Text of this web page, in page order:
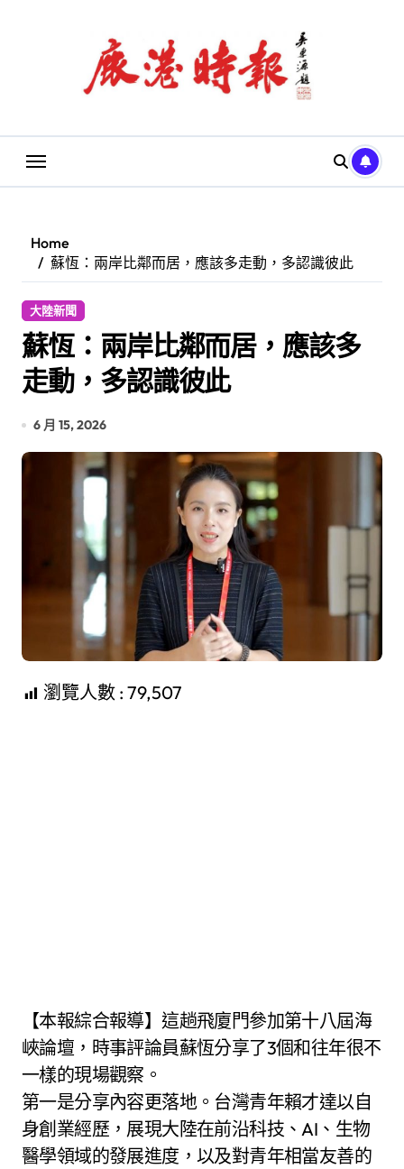
Home
蘇恆：兩岸比鄰而居，應該多走動，多認識彼此
大陸新聞
蘇恆：兩岸比鄰而居，應該多
走動，多認識彼此
6 月 15, 2026
瀏覽人數 : 79,507
【本報綜合報導】這趟飛廈門參加第十八屆海
峽論壇，時事評論員蘇恆分享了3個和往年很不
一樣的現場觀察。
第一是分享內容更落地。台灣青年賴才達以自
身創業經歷，展現大陸在前沿科技、AI、生物
醫學領域的發展進度，以及對青年相當友善的